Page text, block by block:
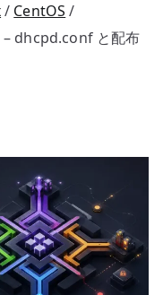
CentOS
– dhcpd.conf と配布